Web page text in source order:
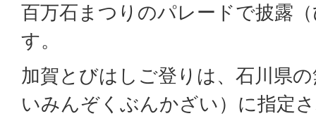
百万石まつりのパレードで披露
す。
加賀とびはしご登りは、石川県
いみんぞくぶんかざい）に指定